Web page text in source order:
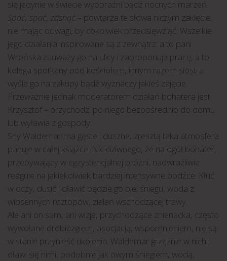
się jedynie w świecie wyobraźni bądź nocnych marzeń.
Spać, spać, zasnąć
– powtarza te słowa niczym zaklęcie,
nie mając odwagi, by cokolwiek przedsięwziąć. Wszelkie
jego działania inspirowane są z zewnątrz: a to pani
Wrońska zauważy go na ulicy i zaproponuje pracę, a to
kolega spotkany pod kościołem, innym razem siostra
wyśle go na zakupy bądź wyznaczy jakieś zajęcie.
Przeważnie jednak moderatorem działań bohatera jest
Krzysztof – przychodzi po niego bezpośrednio do domu
lub wyławia z gospody.
Sny Waldemar ma gęste i duszne, zresztą taka atmosfera
panuje w całej książce. Nic dziwnego, że na ogół bohater,
przebywający w egzystencjalnej próżni, nadwrażliwie
reaguje na jakiekolwiek bardziej intensywne bodźce. Kłuć
w oczy, dusić i dławić będzie go biel śniegu, woda z
wiosennych roztopów, zieleń wschodzącej trawy.
Ale ani on sam, ani wizje, przychodzące znienacka, często
wywołane drobiazgiem, asocjacją, wspomnieniem, nie są
w stanie przynieść ukojenia. Waldemar grzęźnie w nich i
dławi się nimi, podobnie jak owym śniegiem, wodą,